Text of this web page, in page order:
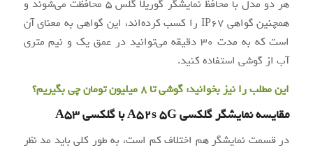
هر دو مدل با محافظ نمایشگر گوریلا گلس 5 محافظت می‌شوند و
همچنین گواهی IP67 را کسب کرده‌اند، این گواهی به معنای آن
است که به مدت 30 دقیقه می‌توانید در عمق یک و نیم متری
آب از گوشی استفاده کنید.
این مطلب را نیز بخوانید: گوشی تا 8 میلیون تومان چی بگیریم؟
مقایسه نمایشگر گلکسی A52s 5G با گلکسی A53
در قسمت نمایشگر هم اختلاف کم است، به طور کلی باید مد نظر